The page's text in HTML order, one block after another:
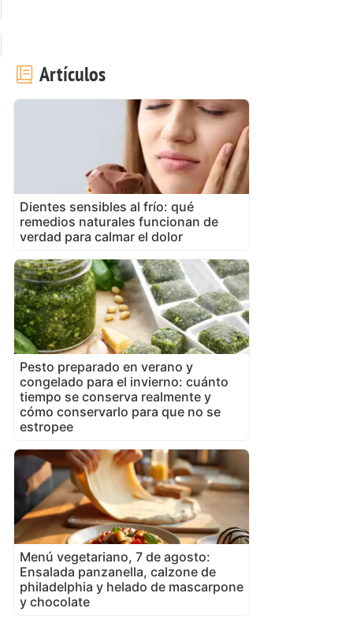
Artículos
Dientes sensibles al frío: qué
remedios naturales funcionan de
verdad para calmar el dolor
Pesto preparado en verano y
congelado para el invierno: cuánto
tiempo se conserva realmente y
cómo conservarlo para que no se
estropee
Menú vegetariano, 7 de agosto:
Ensalada panzanella, calzone de
philadelphia y helado de mascarpone
y chocolate